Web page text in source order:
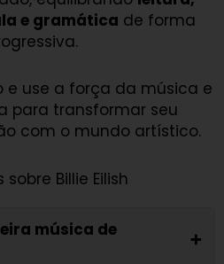
e gramática de forma
e use a força da música e
para transformar seu
com o mundo artístico.
Billie Eilish
música de
➕